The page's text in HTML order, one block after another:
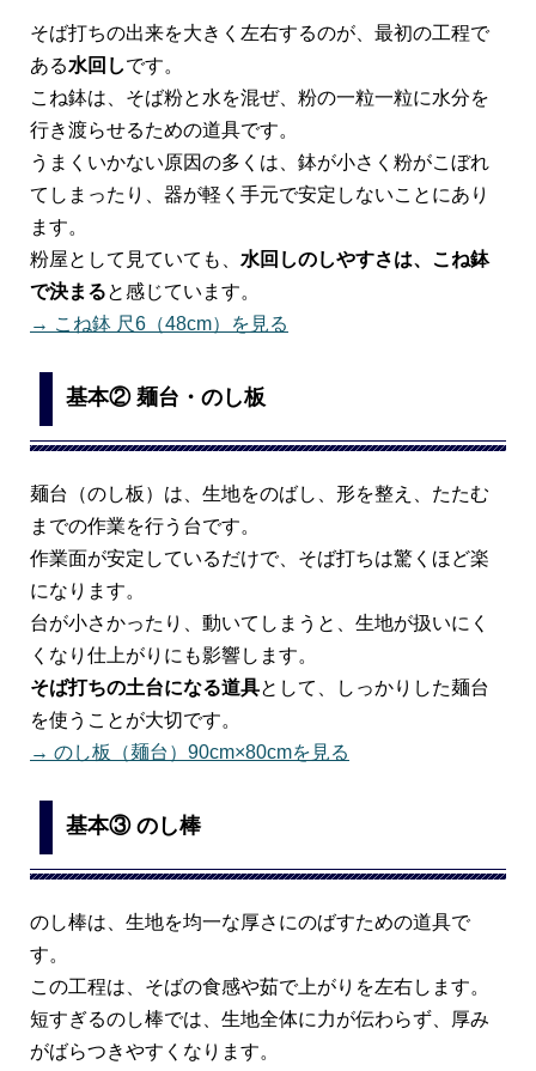
そば打ちの出来を大きく左右するのが、最初の工程で
ある水回しです。
こね鉢は、そば粉と水を混ぜ、粉の一粒一粒に水分を
行き渡らせるための道具です。
うまくいかない原因の多くは、鉢が小さく粉がこぼれ
てしまったり、器が軽く手元で安定しないことにあり
ます。
粉屋として見ていても、 水回しのしやすさは、こね鉢
で決まると感じています。
→ こね鉢 尺6（48cm）を見る
基本② 麺台・のし板
麺台（のし板）は、生地をのばし、形を整え、たたむ
までの作業を行う台です。
作業面が安定しているだけで、そば打ちは驚くほど楽
になります。
台が小さかったり、動いてしまうと、生地が扱いにく
くなり仕上がりにも影響します。
そば打ちの土台になる道具として、しっかりした麺台
を使うことが大切です。
→ のし板（麺台）90cm×80cmを見る
基本③ のし棒
のし棒は、生地を均一な厚さにのばすための道具で
す。
この工程は、そばの食感や茹で上がりを左右します。
短すぎるのし棒では、生地全体に力が伝わらず、厚み
がばらつきやすくなります。